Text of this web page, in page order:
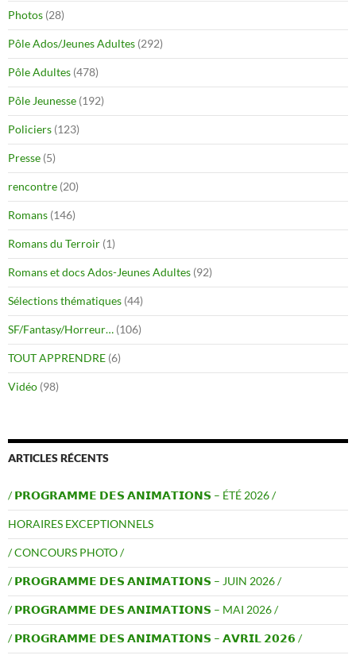
Photos (28)
Pôle Ados/Jeunes Adultes (292)
Pôle Adultes (478)
Pôle Jeunesse (192)
Policiers (123)
Presse (5)
rencontre (20)
Romans (146)
Romans du Terroir (1)
Romans et docs Ados-Jeunes Adultes (92)
Sélections thématiques (44)
SF/Fantasy/Horreur… (106)
TOUT APPRENDRE (6)
Vidéo (98)
ARTICLES RÉCENTS
/ 𝗣𝗥𝗢𝗚𝗥𝗔𝗠𝗠𝗘 𝗗𝗘𝗦 𝗔𝗡𝗜𝗠𝗔𝗧𝗜𝗢𝗡𝗦 – ÉTÉ 2026 /
HORAIRES EXCEPTIONNELS
/ CONCOURS PHOTO /
/ 𝗣𝗥𝗢𝗚𝗥𝗔𝗠𝗠𝗘 𝗗𝗘𝗦 𝗔𝗡𝗜𝗠𝗔𝗧𝗜𝗢𝗡𝗦 – JUIN 2026 /
/ 𝗣𝗥𝗢𝗚𝗥𝗔𝗠𝗠𝗘 𝗗𝗘𝗦 𝗔𝗡𝗜𝗠𝗔𝗧𝗜𝗢𝗡𝗦 – MAI 2026 /
/ 𝗣𝗥𝗢𝗚𝗥𝗔𝗠𝗠𝗘 𝗗𝗘𝗦 𝗔𝗡𝗜𝗠𝗔𝗧𝗜𝗢𝗡𝗦 – 𝗔𝗩𝗥𝗜𝗟 𝟮𝟬𝟮𝟲 /